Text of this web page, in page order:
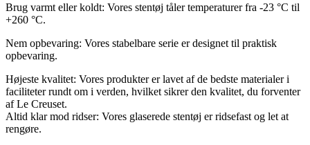
Brug varmt eller koldt: Vores stentøj tåler temperaturer fra -23 °C til
+260 °C.
Nem opbevaring: Vores stabelbare serie er designet til praktisk
opbevaring.
Højeste kvalitet: Vores produkter er lavet af de bedste materialer i
faciliteter rundt om i verden, hvilket sikrer den kvalitet, du forventer
af Le Creuset.
Altid klar mod ridser: Vores glaserede stentøj er ridsefast og let at
rengøre.